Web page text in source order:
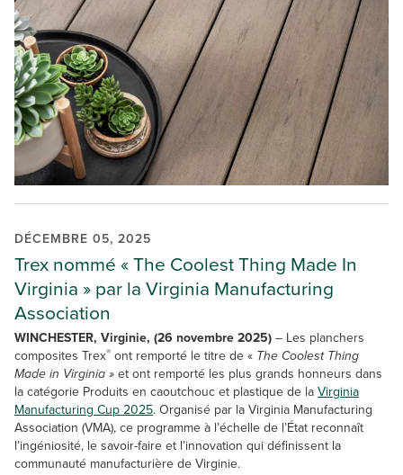
DÉCEMBRE 05, 2025
Trex nommé « The Coolest Thing Made In
Virginia » par la Virginia Manufacturing
Association
WINCHESTER, Virginie, (26 novembre 2025)– Les planchers
composites Trex® ont remporté le titre de « The Coolest Thing
Made in Virginia »et ont remporté les plus grands honneurs dans
la catégorie Produits en caoutchouc et plastique de laVirginia
Manufacturing Cup 2025. Organisé par la Virginia Manufacturing
Association (VMA), ce programme à l’échelle de l’État reconnaît
l’ingéniosité, le savoir-faire et l’innovation qui définissent la
communauté manufacturière de Virginie.